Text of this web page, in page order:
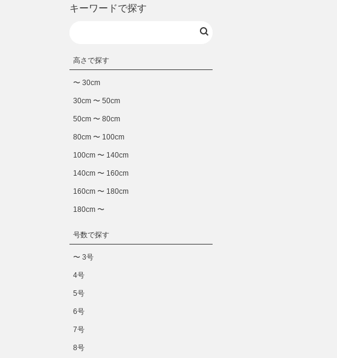
キーワードで探す
高さで探す
〜 30cm
30cm 〜 50cm
50cm 〜 80cm
80cm 〜 100cm
100cm 〜 140cm
140cm 〜 160cm
160cm 〜 180cm
180cm 〜
号数で探す
〜 3号
4号
5号
6号
7号
8号